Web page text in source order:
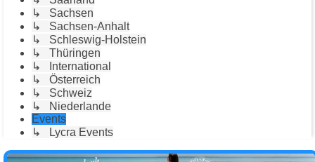
↳ Sachsen
↳ Sachsen-Anhalt
↳ Schleswig-Holstein
↳ Thüringen
↳ International
↳ Österreich
↳ Schweiz
↳ Niederlande
Events
↳ Lycra Events